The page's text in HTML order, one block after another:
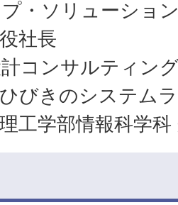
・ソリューショ
社長
コンサルティン
びきのシステム
工学部情報科学